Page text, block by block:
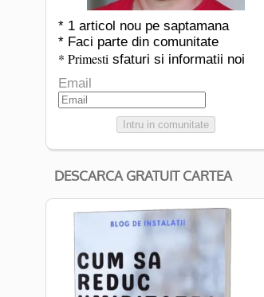
* 1 articol nou pe saptamana
* Faci parte din comunitate
* Primestisfaturi si informatii noi
Email
Intru in comunitate
DESCARCA GRATUIT CARTEA